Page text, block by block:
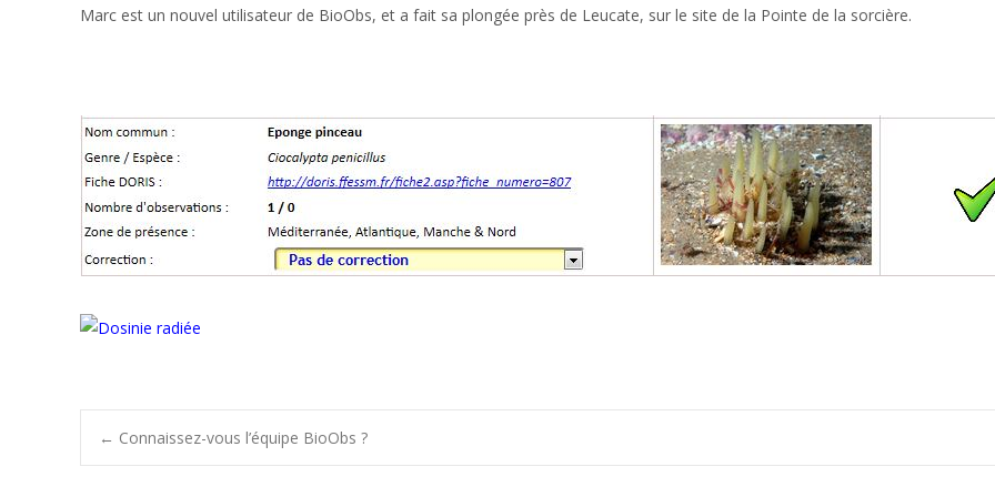
Marc est un nouvel utilisateur de BioObs, et a fait sa plongée près de Leucate, sur le site de la Pointe de la sorcière.
Post
← Connaissez-vous l’équipe BioObs ?